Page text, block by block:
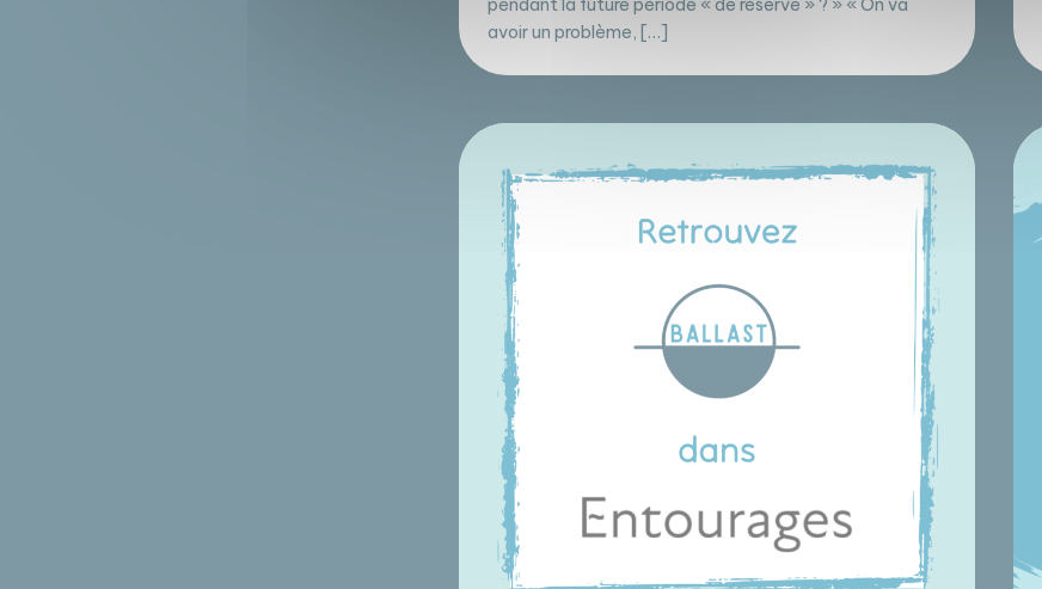
pendant la future période « de réserve » ? » « On va
avoir un problème, […]